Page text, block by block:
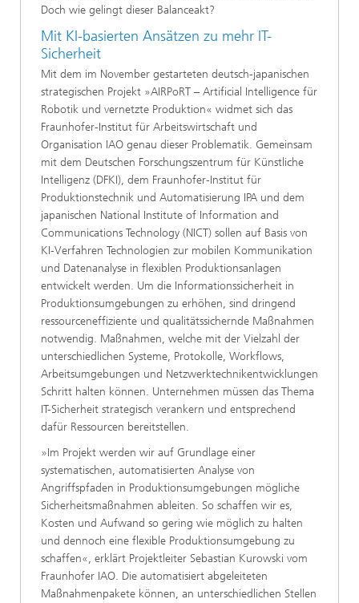
Doch wie gelingt dieser Balanceakt?
Mit KI-basierten Ansätzen zu mehr IT-
Sicherheit
Mit dem im November gestarteten deutsch-japanischen
strategischen Projekt »AIRPoRT – Artificial Intelligence für
Robotik und vernetzte Produktion« widmet sich das
Fraunhofer-Institut für Arbeitswirtschaft und
Organisation IAO genau dieser Problematik. Gemeinsam
mit dem Deutschen Forschungszentrum für Künstliche
Intelligenz (DFKI), dem Fraunhofer-Institut für
Produktionstechnik und Automatisierung IPA und dem
japanischen National Institute of Information and
Communications Technology (NICT) sollen auf Basis von
KI-Verfahren Technologien zur mobilen Kommunikation
und Datenanalyse in flexiblen Produktionsanlagen
entwickelt werden. Um die Informationssicherheit in
Produktionsumgebungen zu erhöhen, sind dringend
ressourceneffiziente und qualitätssichernde Maßnahmen
notwendig. Maßnahmen, welche mit der Vielzahl der
unterschiedlichen Systeme, Protokolle, Workflows,
Arbeitsumgebungen und Netzwerktechnikentwicklungen
Schritt halten können. Unternehmen müssen das Thema
IT-Sicherheit strategisch verankern und entsprechend
dafür Ressourcen bereitstellen.
»Im Projekt werden wir auf Grundlage einer
systematischen, automatisierten Analyse von
Angriffspfaden in Produktionsumgebungen mögliche
Sicherheitsmaßnahmen ableiten. So schaffen wir es,
Kosten und Aufwand so gering wie möglich zu halten
und dennoch eine flexible Produktionsumgebung zu
schaffen«, erklärt Projektleiter Sebastian Kurowski vom
Fraunhofer IAO. Die automatisiert abgeleiteten
Maßnahmenpakete können, an unterschiedlichen Stellen